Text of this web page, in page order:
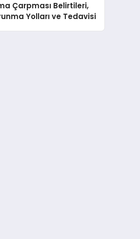
Çarpması Belirtileri,
Yolları ve Tedavisi